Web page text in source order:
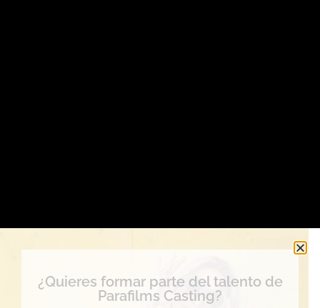
¿Quieres formar parte del talento de
Parafilms Casting?